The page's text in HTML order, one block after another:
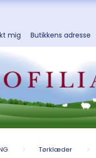
mig Butikkens adresse
Tørklæder